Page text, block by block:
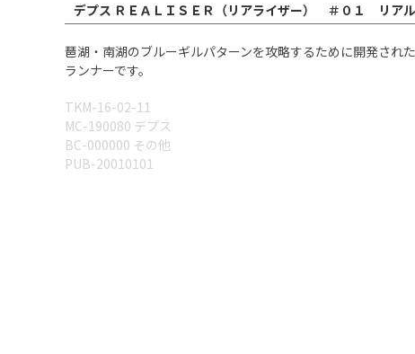
デプス ＲＥＡＬＩＳＥＲ（リアライザー） ＃０１ リア
琶湖・南湖のブルーギルパターンを攻略するために開発され
ランナーです。
TKM-16-02-11
MC-190080 デプス
BC-000000 その他
PUB-20010101